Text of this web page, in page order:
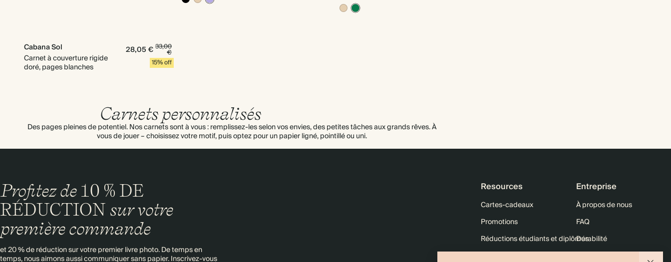
Cabana Sol
Carnet à couverture rigide
doré, pages blanches
28,05 €33,00
€
15% off
Carnets personnalisés
Des pages pleines de potentiel. Nos carnets sont à vous : remplissez-les selon vos envies, des petites tâches aux grands rêves. À
vous de jouer – choisissez votre motif, puis optez pour un papier ligné, pointillé ou uni.
Profitez de 10 % DE
RÉDUCTION sur votre
première commande
et 20 % de réduction sur votre premier livre photo. De temps en
temps, nous aimons aussi communiquer sans papier. Inscrivez-vous
Resources
Cartes-cadeaux
Promotions
Réductions étudiants et diplômés
Entreprise
À propos de nous
FAQ
Durabilité